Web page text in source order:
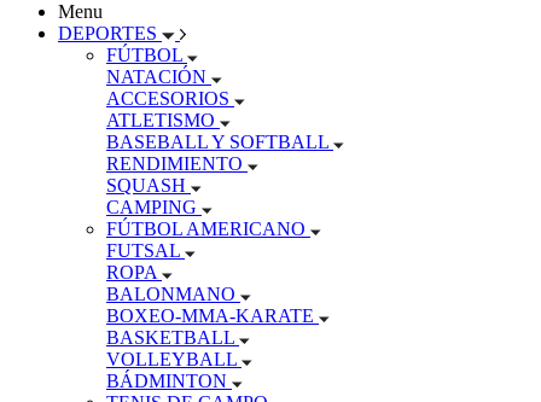
Menu
DEPORTES
FÚTBOL
NATACIÓN
ACCESORIOS
ATLETISMO
BASEBALL Y SOFTBALL
RENDIMIENTO
SQUASH
CAMPING
FÚTBOL AMERICANO
FUTSAL
ROPA
BALONMANO
BOXEO-MMA-KARATE
BASKETBALL
VOLLEYBALL
BÁDMINTON